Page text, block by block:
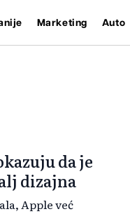
Marketing Auto
da je
dizajna
Apple već